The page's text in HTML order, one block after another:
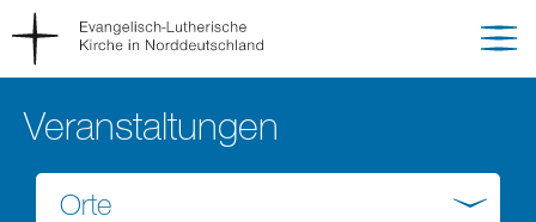
Veranstaltungen
Orte